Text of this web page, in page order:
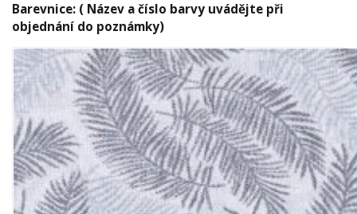
Barevnice: ( Název a číslo barvy uvádějte při
objednání do poznámky)